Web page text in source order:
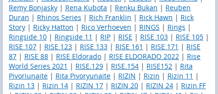
Remy Bonjasky | Rena Kubota | Renku Bukan | Reuben
Duran | Rhinos Series | Rich Franklin | Rick Hawn | Rick
Story | Ricky Hatton | Rico Verhoeven | RINGS | Rings |
Ringside 10 | Ringside 11 | RIP | RISE | RISE 103 | RISE 105 |
RISE 107 | RISE 123 | RISE 133 | RISE 161 | RISE 171 | RISE
87 | RISE 88 | RISE Eldorado | RISE ELDORADO 2022 | Rise
World Series 2021 | RISE.129 | RISE.154 | RISE152 | Rita
Pivoriunaite | Rita Pivoryunaite | RIZIN | Rizin | Rizin 11 |
Rizin 13 | Rizin 14 | RIZIN 17 | RIZIN 20 | RIZIN 24 | Rizin FF